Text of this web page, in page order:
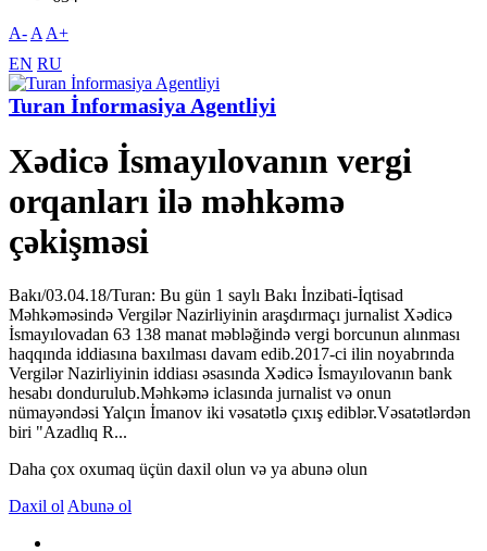
A- A A+
EN RU
Turan İnformasiya Agentliyi
Xədicə İsmayılovanın vergi
orqanları ilə məhkəmə
çəkişməsi
Bakı/03.04.18/Turan: Bu gün 1 saylı Bakı İnzibati-İqtisad
Məhkəməsində Vergilər Nazirliyinin araşdırmaçı jurnalist Xədicə
İsmayılovadan 63 138 manat məbləğində vergi borcunun alınması
haqqında iddiasına baxılması davam edib.2017-ci ilin noyabrında
Vergilər Nazirliyinin iddiası əsasında Xədicə İsmayılovanın bank
hesabı dondurulub.Məhkəmə iclasında jurnalist və onun
nümayəndəsi Yalçın İmanov iki vəsatətlə çıxış ediblər.Vəsatətlərdən
biri "Azadlıq R...
Daha çox oxumaq üçün daxil olun və ya abunə olun
Daxil ol Abunə ol